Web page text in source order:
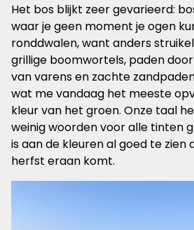
Het bos blijkt zeer gevarieerd:
waar je geen moment je ogen
ronddwalen, want anders
grillige boomwortels, paden
van varens en zachte
wat me vandaag het meeste
kleur van het groen. Onze taal
weinig woorden voor alle tinten
is aan de kleuren al goed te zien
herfst eraan komt.